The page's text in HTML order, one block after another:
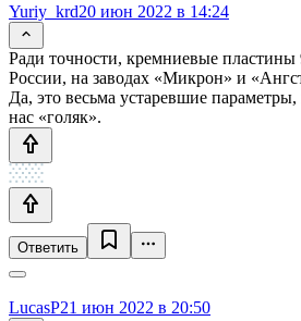
Yuriy_krd20 июн 2022 в 14:24
Ради точности, кремниевые
России, на заводах «Микрон» и
Да, это весьма устаревшие
нас «голяк».
Ответить
LucasP21 июн 2022 в 20:50